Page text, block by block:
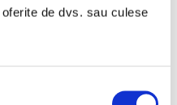
de dvs. sau culese